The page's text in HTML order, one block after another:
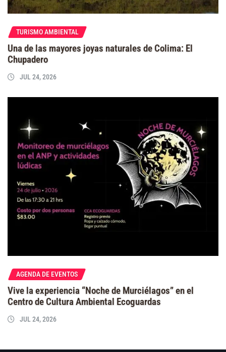
TURISMO AMBIENTAL
Una de las mayores joyas naturales de Colima: El
Chupadero
JUL 24, 2026
AGENDA DE EVENTOS
Vive la experiencia “Noche de Murciélagos” en el
Centro de Cultura Ambiental Ecoguardas
JUL 24, 2026